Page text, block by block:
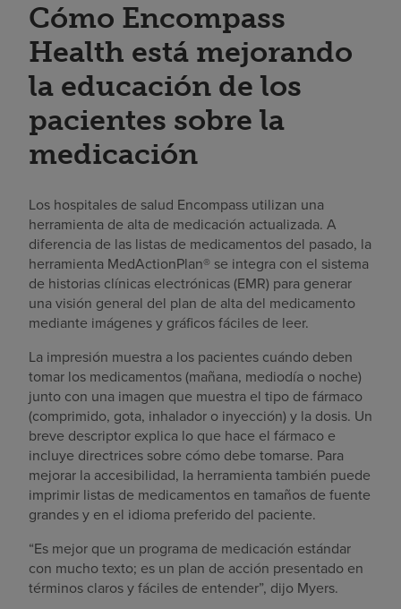
Cómo Encompass
Health está mejorando
la educación de los
pacientes sobre la
medicación
Los hospitales de salud Encompass utilizan una
herramienta de alta de medicación actualizada. A
diferencia de las listas de medicamentos del pasado, la
herramienta MedActionPlan® se integra con el sistema
de historias clínicas electrónicas (EMR) para generar
una visión general del plan de alta del medicamento
mediante imágenes y gráficos fáciles de leer.
La impresión muestra a los pacientes cuándo deben
tomar los medicamentos (mañana, mediodía o noche)
junto con una imagen que muestra el tipo de fármaco
(comprimido, gota, inhalador o inyección) y la dosis. Un
breve descriptor explica lo que hace el fármaco e
incluye directrices sobre cómo debe tomarse. Para
mejorar la accesibilidad, la herramienta también puede
imprimir listas de medicamentos en tamaños de fuente
grandes y en el idioma preferido del paciente.
“Es mejor que un programa de medicación estándar
con mucho texto; es un plan de acción presentado en
términos claros y fáciles de entender”, dijo Myers.